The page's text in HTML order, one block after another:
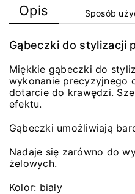
Opis Sposób
Gąbeczki do stylizacji
Miękkie gąbeczki do
wykonanie precyzyjnego
dotarcie do krawędzi.
efektu.
Gąbeczki umożliwiają
Nadaje się zarówno do
żelowych.
Kolor: biały